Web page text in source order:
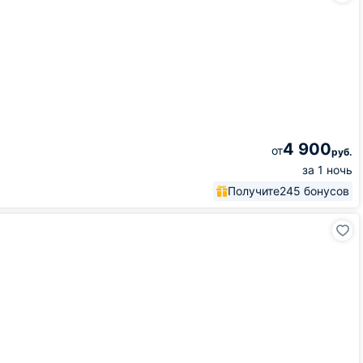
от4 900руб.
за 1 ночь
Получите245 бонусов